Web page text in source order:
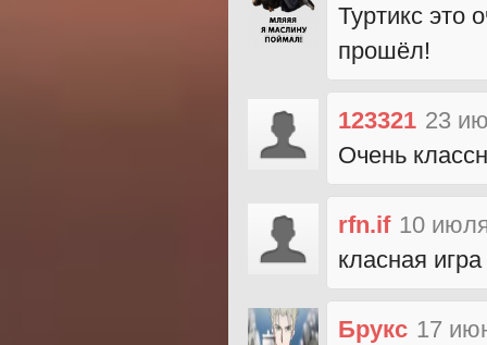
Туртикс это
прошёл!
123321 23
Очень
rfn.if 10
класная
Брукс 17